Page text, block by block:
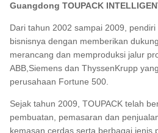
Guangdong TOUPACK
Dari tahun 2002 sampai 2009,
bisnisnya dengan memberikan
merancang dan memproduksi jalur
ABB,Siemens dan ThyssenKrupp
perusahaan Fortune 500.
Sejak tahun 2009, TOUPACK telah
pembuatan, pemasaran dan
kemasan cerdas serta berbagai jenis